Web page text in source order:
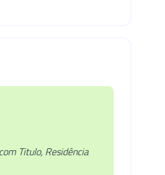
Titulo, Residência